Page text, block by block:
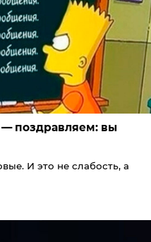
— поздравляем: вы
И это не слабость, а